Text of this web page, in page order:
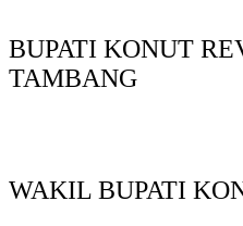
BUPATI KONUT
TAMBANG
WAKIL BUPATI